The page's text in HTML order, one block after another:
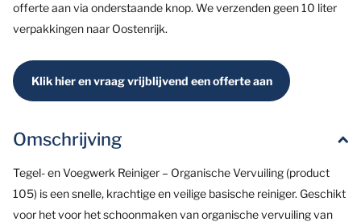
offerte aan via onderstaande knop. We verzenden geen 10 liter
verpakkingen naar Oostenrijk.
Klik hier en vraag vrijblijvend een offerte aan
Omschrijving
Tegel- en Voegwerk Reiniger – Organische Vervuiling (product
105) is een snelle, krachtige en veilige basische reiniger. Geschikt
voor het voor het schoonmaken van organische vervuiling van